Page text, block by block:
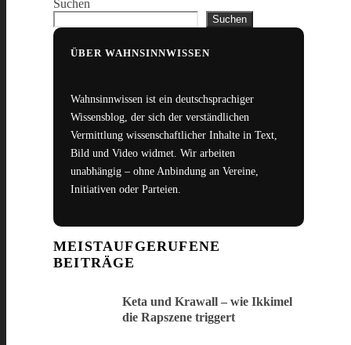
Suchen
Suchen
ÜBER WAHNSINNWISSEN
Wahnsinnwissen ist ein deutschsprachiger
Wissensblog, der sich der verständlichen
Vermittlung wissenschaftlicher Inhalte in Text,
Bild und Video widmet. Wir arbeiten
unabhängig – ohne Anbindung an Vereine,
Initiativen oder Parteien.
MEISTAUFGERUFENE
BEITRÄGE
Keta und Krawall – wie Ikkimel
die Rapszene triggert